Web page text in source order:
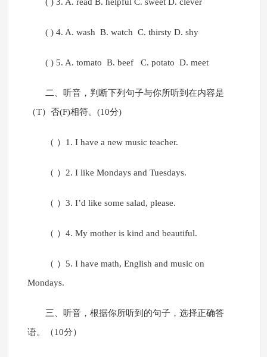
( ) 3. A. read B. helpful C. sweet D. clever
( ) 4. A. wash B. watch C. thirsty D. shy
( ) 5. A. tomato B. beef C. potato D. meet
二、听音，判断下列句子与你所听到在内容是
（T）否(F)相符。(10分)
（ ）1. I have a new music teacher.
（ ）2. I like Mondays and Tuesdays.
（ ）3. I’d like some salad, please.
（ ）4. My mother is kind and beautiful.
（ ）5. I have math, English and music on
Mondays.
三、听音，根据你所听到的句子，选择正确答
语。（10分）